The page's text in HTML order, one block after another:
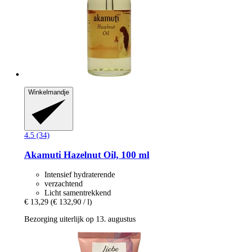
Winkelmandje
4.5 (34)
Akamuti Hazelnut Oil, 100 ml
Intensief hydraterende
verzachtend
Licht samentrekkend
€ 13,29 (€ 132,90 / l)
Bezorging uiterlijk op 13. augustus